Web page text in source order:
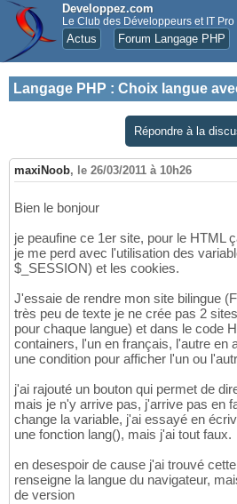
Developpez.com
Le Club des Développeurs et IT Pro
Actus Forum Langage PHP
Langage PHP : Choix langue
Répondre à la
maxiNoob, le 26/03/2011 à 10h26
Bien le bonjour
je peaufine ce 1er site, pour le HTML
je me perd avec l'utilisation des
$_SESSION) et les cookies.
J'essaie de rendre mon site bilingue
très peu de texte je ne crée pas 2
pour chaque langue) et dans le code
containers, l'un en français, l'autre en
une condition pour afficher l'un ou
j'ai rajouté un bouton qui permet de
mais je n'y arrive pas, j'arrive pas en
change la variable, j'ai essayé en
une fonction lang(), mais j'ai tout faux.
en desespoir de cause j'ai trouvé
renseigne la langue du navigateur,
de version